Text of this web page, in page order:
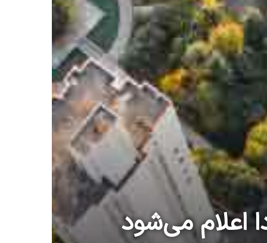
اعلام می‌شود